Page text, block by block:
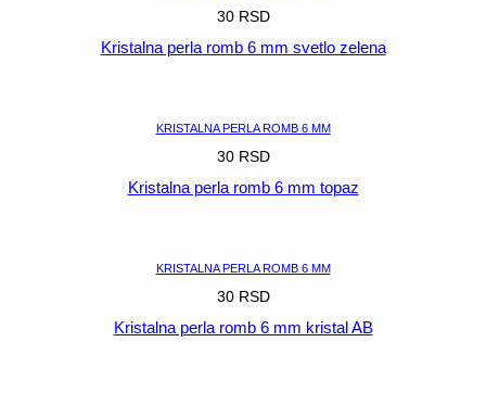
30 RSD
Kristalna perla romb 6 mm svetlo zelena
KRISTALNA PERLA ROMB 6 MM
30 RSD
Kristalna perla romb 6 mm topaz
KRISTALNA PERLA ROMB 6 MM
30 RSD
Kristalna perla romb 6 mm kristal AB